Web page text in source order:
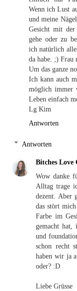
Wenn ich Lust
und meine
Gesicht mit
gehe oder zu
ich natürlich
da habe. ;) Frau
Um das ganze
Ich kann auch
möglich immer
Leben einfach
Lg Kim
Antworten
Antworten
Bitches Love
Wow danke
Alltag trage
dezent. Aber
das stört
Farbe im
gemacht hat,
und
schon recht
haben wir ja
oder? :D
Liebe Grüsse